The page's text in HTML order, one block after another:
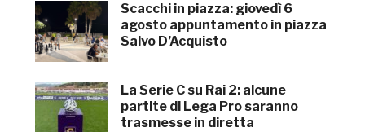
Scacchi in piazza: giovedì 6
agosto appuntamento in piazza
Salvo D’Acquisto
La Serie C su Rai 2: alcune
partite di Lega Pro saranno
trasmesse in diretta